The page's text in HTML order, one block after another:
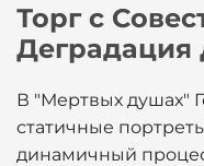
Торг с
В "Мертвых душах"
статичные
динамичный